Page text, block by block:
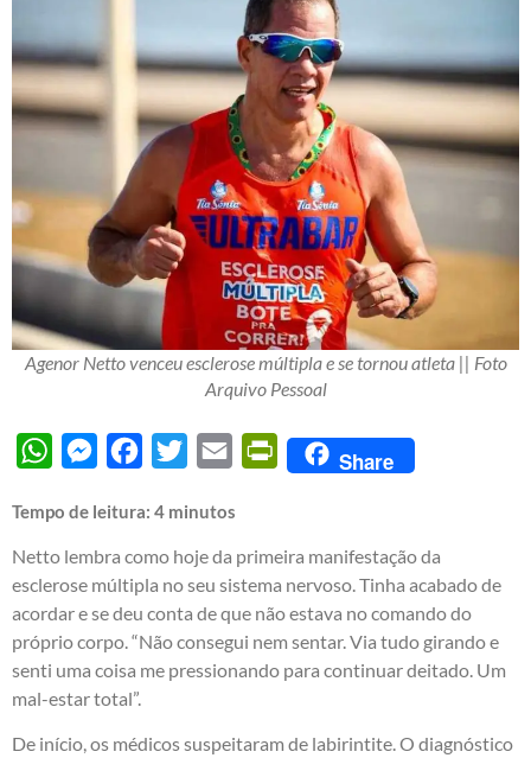
Agenor Netto venceu esclerose múltipla e se tornou atleta || Foto
Arquivo Pessoal
WhatsAppMessengerFacebook
Twitter Email PrintFriendly
Share
Tempo de leitura: 4 minutos
Netto lembra como hoje da primeira manifestação da
esclerose múltipla no seu sistema nervoso. Tinha acabado de
acordar e se deu conta de que não estava no comando do
próprio corpo. “Não consegui nem sentar. Via tudo girando e
senti uma coisa me pressionando para continuar deitado. Um
mal-estar total”.
De início, os médicos suspeitaram de labirintite. O diagnóstico